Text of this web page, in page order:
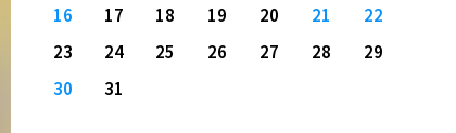
16
17 18 19 20 21
22
23
24 25 26 27 28
29
30
31